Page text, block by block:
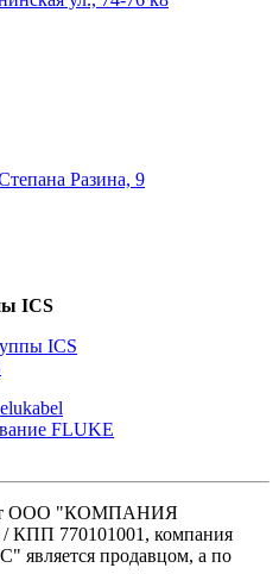
Разина, 9
ICS
ICS
FLUKE
ООО "КОМПАНИЯ
770101001, компания
продавцом, а по